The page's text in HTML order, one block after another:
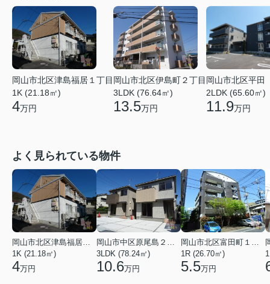
岡山市北区津島福居１丁目
1K (21.18㎡)
4万円
岡山市北区伊島町２丁目
3LDK (76.64㎡)
13.5万円
岡山市北区平田
2LDK (65.60㎡)
11.9万円
よく見られている物件
岡山市北区津島福居１丁目
1K (21.18㎡)
4万円
岡山市中区原尾島２丁目
3LDK (78.24㎡)
10.6万円
岡山市北区富田町１丁目
1R (26.70㎡)
5.5万円